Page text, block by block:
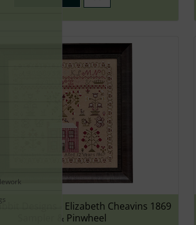
Designs - Elizabeth Cheavins 1869
Sampler & Pinwheel